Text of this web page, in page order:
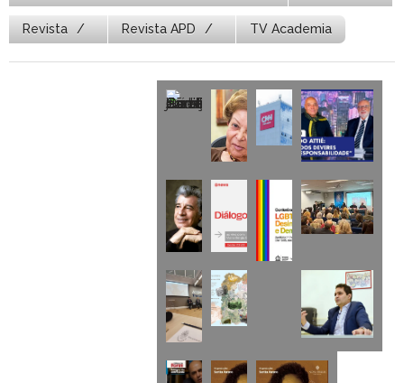
Revista Revista APD TV Academia